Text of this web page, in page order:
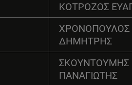
ΚΟΤΡΟΖΟΣ
ΧΡΟΝΟΠΟΥΛΟΣ
ΔΗΜΗΤΡΗΣ
ΣΚΟΥΝΤΟΥΜΗΣ
ΠΑΝΑΓΙΩΤΗΣ